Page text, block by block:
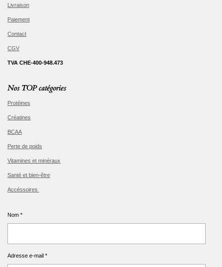
Livraison
Paiement
Contact
CGV
TVA CHE-400-948.473
Nos TOP catégories
Protéines
Créatines
BCAA
Perte de poids
Vitamines et minéraux
Santé et bien-être
Accéssoires
Nom *
Adresse e-mail *